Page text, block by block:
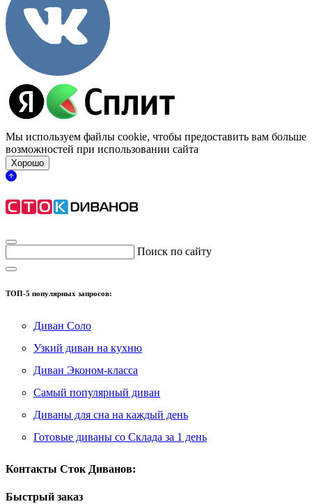
Мы используем файлы cookie, чтобы предоставить вам больше
возможностей при использовании сайта
Хорошо
Поиск по сайту
ТОП-5 популярных запросов:
Диван Соло
Узкий диван на кухню
Диван Эконом-класса
Самый популярный диван
Диваны для сна на каждый день
Готовые диваны со Склада за 1 день
Контакты Сток Диванов:
Быстрый заказ